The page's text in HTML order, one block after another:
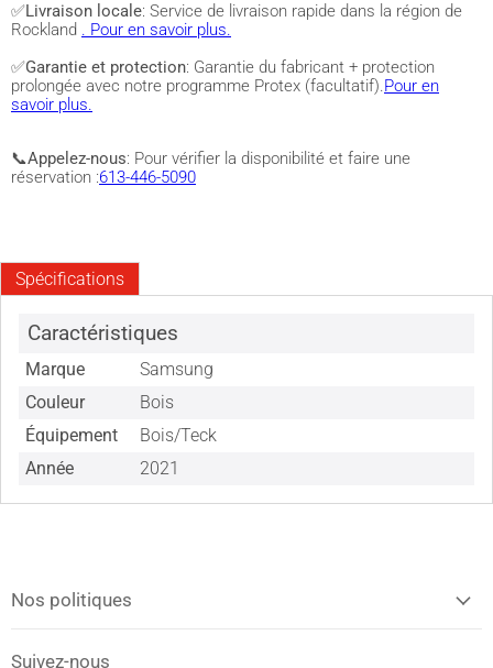
✅Livraison locale: Service de livraison rapide dans la région de
Rockland . Pour en savoir plus.
✅Garantie et protection: Garantie du fabricant + protection
prolongée avec notre programme Protex (facultatif).Pour en
savoir plus.
📞Appelez-nous: Pour vérifier la disponibilité et faire une
réservation :613-446-5090
Spécifications
Caractéristiques
Marque
Samsung
Couleur
Bois
Équipement
Bois/Teck
Année
2021
Nos politiques
Suivez-nous